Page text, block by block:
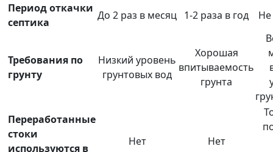
Период откачки
септика
До 2 раз в месяц 1-2 раза в год Не
Требования по
грунту
Низкий уровень
грунтовых вод
Хорошая
впитываемость
грунта
Переработанные
стоки
используются в
Нет Нет